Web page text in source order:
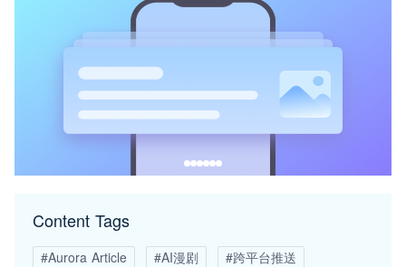
Content Tags
#Aurora Article #AI漫剧
#跨平台推送